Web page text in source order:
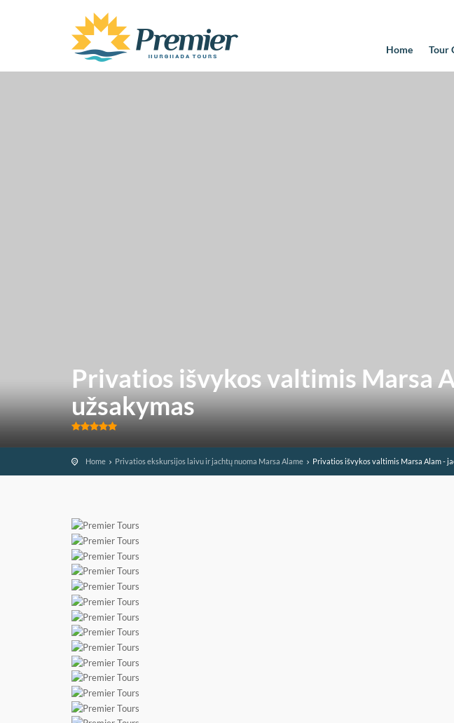
Home Tour
Privatios išvykos valtimis Marsa
užsakymas
Home Privatios ekskursijos laivu ir jachtų nuoma Marsa Alame Privatios išvykos valtimis Marsa Alam -